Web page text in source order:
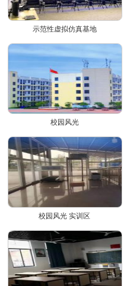
示范性虚拟仿真基地
校园风光
校园风光 实训区